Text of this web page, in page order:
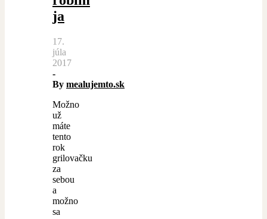
ja
17.
júla
2017
-
By mealujemto.sk
Možno
už
máte
tento
rok
grilovačku
za
sebou
a
možno
sa